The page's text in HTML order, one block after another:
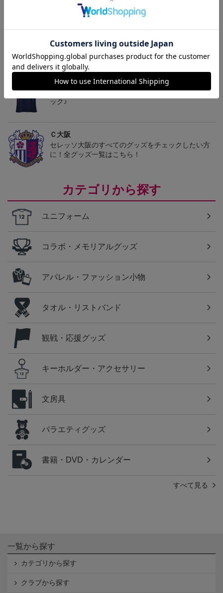
トピックス
Ｃ大阪
愛するクラブのアパレル・ファッション小物もチェ
ック♪
Ｃ大阪
セレッソ大阪のすべてのグッズをチェックしたい方
に！全グッズ一覧はこちら！
カテゴリから探す
ユニフォーム
コラボ・メモリアルグッズ
アパレル・ファッション小物
タオル・リストバンド
観戦・応援グッズ
キーホルダー・アクセサリー
文房具
バラエティグッズ
書籍・DVD・カレンダー
すべて見る
一覧から探す
カテゴリから探す
クラブから探す